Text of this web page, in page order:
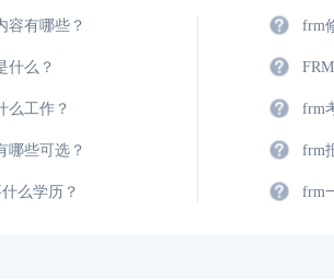
容有哪些？
什么？
么工作？
哪些可选？
么学历？
frm
frm
frm
frm